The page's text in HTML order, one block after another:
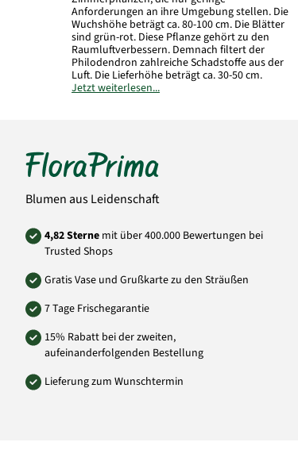
Anforderungen an ihre Umgebung stellen. Die
Wuchshöhe beträgt ca. 80-100 cm. Die Blätter
sind grün-rot. Diese Pflanze gehört zu den
Raumluftverbessern. Demnach filtert der
Philodendron zahlreiche Schadstoffe aus der
Luft. Die Lieferhöhe beträgt ca. 30-50 cm.
Hersteller:
FloraPrima GmbH
38176 Wendeburg
Art.-Nr.: 5392
Jetzt weiterlesen...
Blumen aus Leidenschaft
4,82 Sterne mit über 400.000 Bewertungen bei
Trusted Shops
Gratis Vase und Grußkarte zu den Sträußen
7 Tage Frischegarantie
15% Rabatt bei der zweiten,
aufeinanderfolgenden Bestellung
Lieferung zum Wunschtermin